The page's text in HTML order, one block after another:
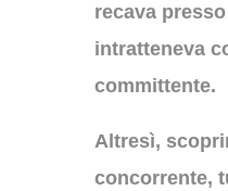
recava
intratteneva
committente.
Altresì,
concorrente,